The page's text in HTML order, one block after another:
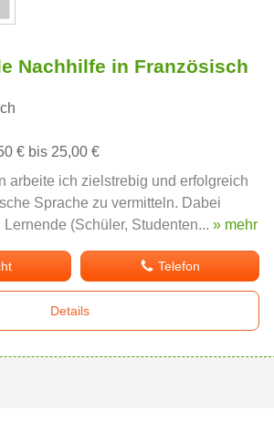
Nachhilfe in Französisch
€ bis 25,00 €
arbeite ich zielstrebig und erfolgreich
Sprache zu vermitteln. Dabei
(Schüler, Studenten... » mehr
Telefon
Details